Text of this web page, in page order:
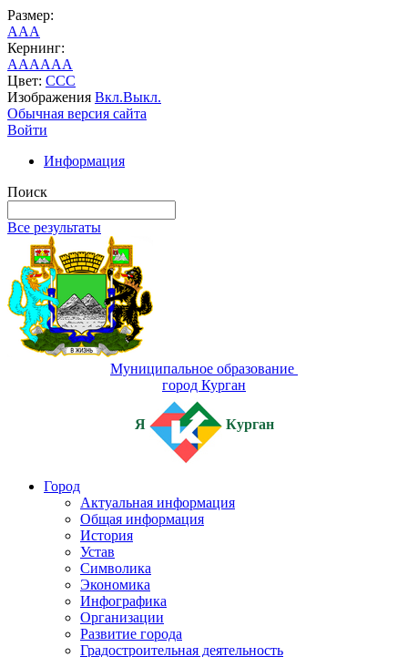
Размер:
AAA
Кернинг:
AAAAAA
Цвет: CCC
Изображения Вкл.Выкл.
Обычная версия сайта
Войти
Информация
Поиск
Все результаты
Муниципальное образование
город Курган
Я Курган
Город
Актуальная информация
Общая информация
История
Устав
Символика
Экономика
Инфографика
Организации
Развитие города
Градостроительная деятельность